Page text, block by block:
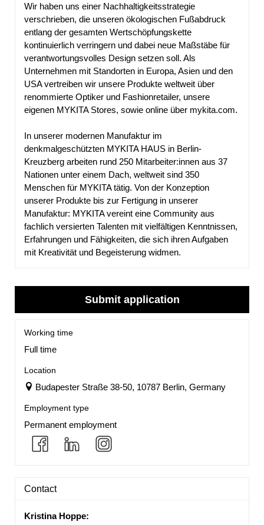
Wir haben uns einer Nachhaltigkeitsstrategie
verschrieben, die unseren ökologischen Fußabdruck
entlang der gesamten Wertschöpfungskette
kontinuierlich verringern und dabei neue Maßstäbe für
verantwortungsvolles Design setzen soll. Als
Unternehmen mit Standorten in Europa, Asien und den
USA vertreiben wir unsere Produkte weltweit über
renommierte Optiker und Fashionretailer, unsere
eigenen MYKITA Stores, sowie online über mykita.com.
In unserer modernen Manufaktur im
denkmalgeschützten MYKITA HAUS in Berlin-
Kreuzberg arbeiten rund 250 Mitarbeiter:innen aus 37
Nationen unter einem Dach, weltweit sind 350
Menschen für MYKITA tätig. Von der Konzeption
unserer Produkte bis zur Fertigung in unserer
Manufaktur: MYKITA vereint eine Community aus
fachlich versierten Talenten mit vielfältigen Kenntnissen,
Erfahrungen und Fähigkeiten, die sich ihren Aufgaben
mit Kreativität und Begeisterung widmen.
Submit application
Working time
Full time
Location
Budapester Straße 38-50, 10787 Berlin, Germany
Employment type
Permanent employment
Contact
Kristina Hoppe: